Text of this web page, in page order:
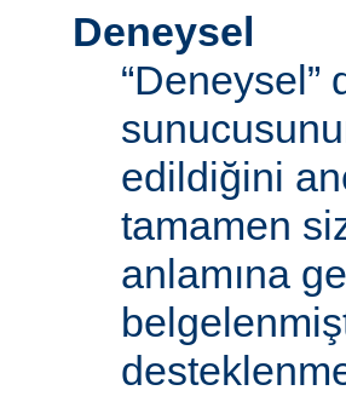
Deneysel
“Deneysel”
edildiğini
tamamen
anlamına